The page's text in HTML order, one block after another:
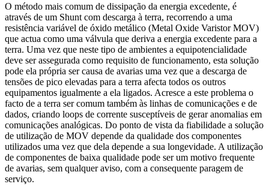
O método mais comum de dissipação da energia excedente, é
através de um Shunt com descarga à terra, recorrendo a uma
resistência variável de óxido metálico (Metal Oxide Varistor MOV)
que actua como uma válvula que deriva a energia excedente para a
terra. Uma vez que neste tipo de ambientes a equipotencialidade
deve ser assegurada como requisito de funcionamento, esta solução
pode ela própria ser causa de avarias uma vez que a descarga de
tensões de pico elevadas para a terra afecta todos os outros
equipamentos igualmente a ela ligados. Acresce a este problema o
facto de a terra ser comum também às linhas de comunicações e de
dados, criando loops de corrente susceptíveis de gerar anomalias em
comunicações analógicas. Do ponto de vista da fiabilidade a solução
de utilização de MOV depende da qualidade dos componentes
utilizados uma vez que dela depende a sua longevidade. A utilização
de componentes de baixa qualidade pode ser um motivo frequente
de avarias, sem qualquer aviso, com a consequente paragem de
serviço.